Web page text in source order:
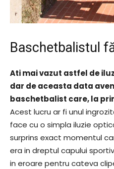
Baschetbalistul
Ati mai vazut astfel de
dar de aceasta data
baschetbalist care, la
Acest lucru ar fi unul
face cu o simpla iluzie
surprins exact momentul
era in dreptul capului
in eroare pentru cateva